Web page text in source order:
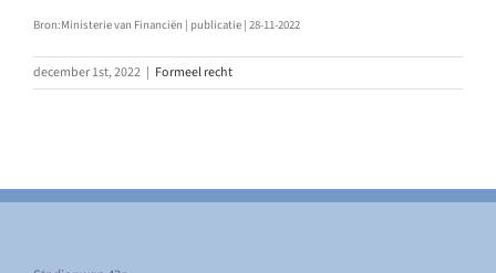
Bron:Ministerie van Financiën | publicatie | 28-11-2022
december 1st, 2022 | Formeel recht